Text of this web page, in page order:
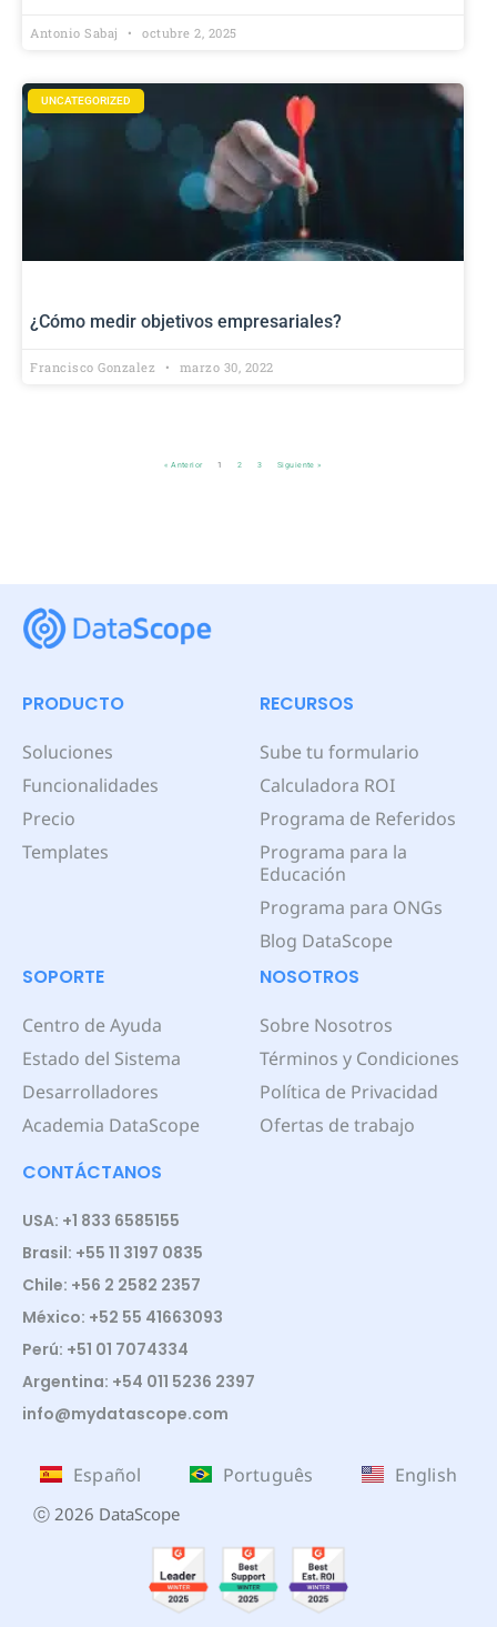
Antonio Sabaj octubre 2, 2025
UNCATEGORIZED
¿Cómo medir objetivos empresariales?
Francisco Gonzalez marzo 30, 2022
« Anterior 1 2 3 Siguiente »
PRODUCTO
Soluciones
Funcionalidades
Precio
Templates
RECURSOS
Sube tu formulario
Calculadora ROI
Programa de Referidos
Programa para la
Educación
Programa para ONGs
Blog DataScope
SOPORTE
Centro de Ayuda
Estado del Sistema
Desarrolladores
Academia DataScope
NOSOTROS
Sobre Nosotros
Términos y Condiciones
Política de Privacidad
Ofertas de trabajo
CONTÁCTANOS
USA: +1 833 6585155
Brasil: +55 11 3197 0835
Chile: +56 2 2582 2357
México: +52 55 41663093
Perú: +51 01 7074334
Argentina: +54 011 5236 2397
info@mydatascope.com
Español Português English
ⓒ 2026 DataScope